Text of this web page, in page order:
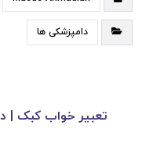
دامپزشکی ها
تعبیر خواب کبک |